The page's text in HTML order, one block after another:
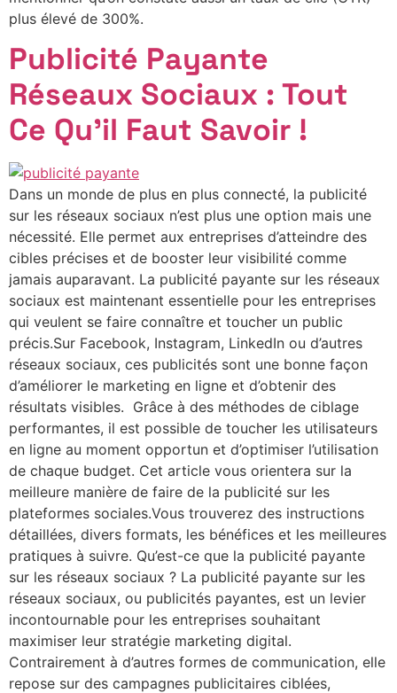
plus élevé de 300%.
Publicité Payante
Réseaux Sociaux : Tout
Ce Qu’il Faut Savoir !
Dans un monde de plus en plus connecté, la publicité
sur les réseaux sociaux n’est plus une option mais une
nécessité. Elle permet aux entreprises d’atteindre des
cibles précises et de booster leur visibilité comme
jamais auparavant. La publicité payante sur les réseaux
sociaux est maintenant essentielle pour les entreprises
qui veulent se faire connaître et toucher un public
précis.Sur Facebook, Instagram, LinkedIn ou d’autres
réseaux sociaux, ces publicités sont une bonne façon
d’améliorer le marketing en ligne et d’obtenir des
résultats visibles. Grâce à des méthodes de ciblage
performantes, il est possible de toucher les utilisateurs
en ligne au moment opportun et d’optimiser l’utilisation
de chaque budget. Cet article vous orientera sur la
meilleure manière de faire de la publicité sur les
plateformes sociales.Vous trouverez des instructions
détaillées, divers formats, les bénéfices et les meilleures
pratiques à suivre. Qu’est-ce que la publicité payante
sur les réseaux sociaux ? La publicité payante sur les
réseaux sociaux, ou publicités payantes, est un levier
incontournable pour les entreprises souhaitant
maximiser leur stratégie marketing digital.
Contrairement à d’autres formes de communication, elle
repose sur des campagnes publicitaires ciblées,